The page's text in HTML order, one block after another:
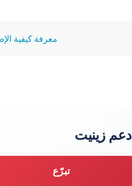
معرفة كيفية
إدعم زينيت
تبرّع